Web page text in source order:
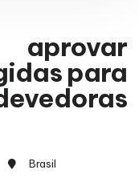
aprovar
para
Brasil